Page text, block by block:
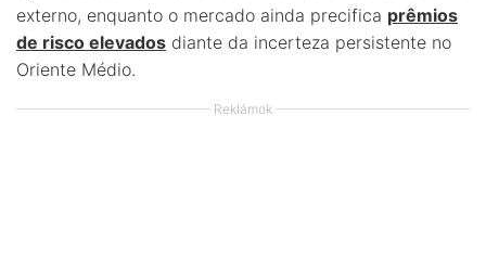
externo, enquanto o mercado ainda precifica prêmios
de risco elevados diante da incerteza persistente no
Oriente Médio.
Reklámok